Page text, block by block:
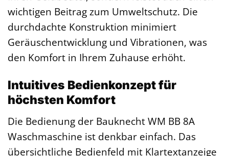
wichtigen Beitrag zum Umweltschutz. Die
durchdachte Konstruktion minimiert
Geräuschentwicklung und Vibrationen, was
den Komfort in Ihrem Zuhause erhöht.
Intuitives Bedienkonzept für
höchsten Komfort
Die Bedienung der Bauknecht WM BB 8A
Waschmaschine ist denkbar einfach. Das
übersichtliche Bedienfeld mit Klartextanzeige